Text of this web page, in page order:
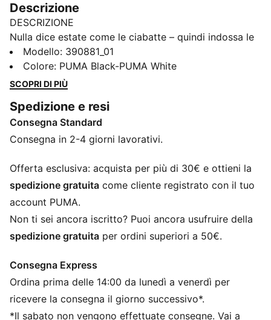
Descrizione
DESCRIZIONE
Nulla dice estate come le ciabatte – quindi indossa le
Cool Cat 2.0 e goditi quei raggi. Progettato con un
plantare ammortizzato e cinghia imbottita per il
massimo comfort, tutto il giorno.
Tomaia in pelle sintetica
Intersuola in IMEVA
Suola in IMEVA
PUMA per ragazzi: per bambini più grandi dagli otto ai
sedici anni
Modello: 390881_01
Colore: PUMA Black-PUMA White
SCOPRI DI PIÙ
Spedizione e resi
Consegna Standard
Consegna in 2-4 giorni lavorativi.
Offerta esclusiva: acquista per più di 30€ e ottieni la
spedizione gratuita come cliente registrato con il tuo
account PUMA.
Non ti sei ancora iscritto? Puoi ancora usufruire della
spedizione gratuita per ordini superiori a 50€.
Consegna Express
Ordina prima delle 14:00 da lunedì a venerdì per
ricevere la consegna il giorno successivo*.
*Il sabato non vengono effettuate consegne. Vai a